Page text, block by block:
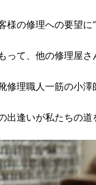
様の修理への要望に
って、他の修理屋さ
修理職人一筋の小澤
出逢いが私たちの道